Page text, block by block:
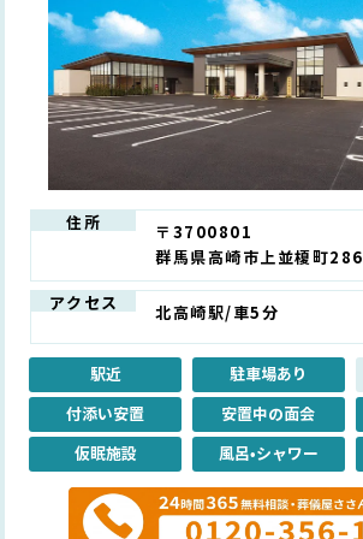
住所
〒3700801
群馬県高崎市上並榎町286
アクセス 北高崎駅/車5分
駅近 駐車場あり
付添い安置
安置中の面会
仮眠施設
風呂•シャワー